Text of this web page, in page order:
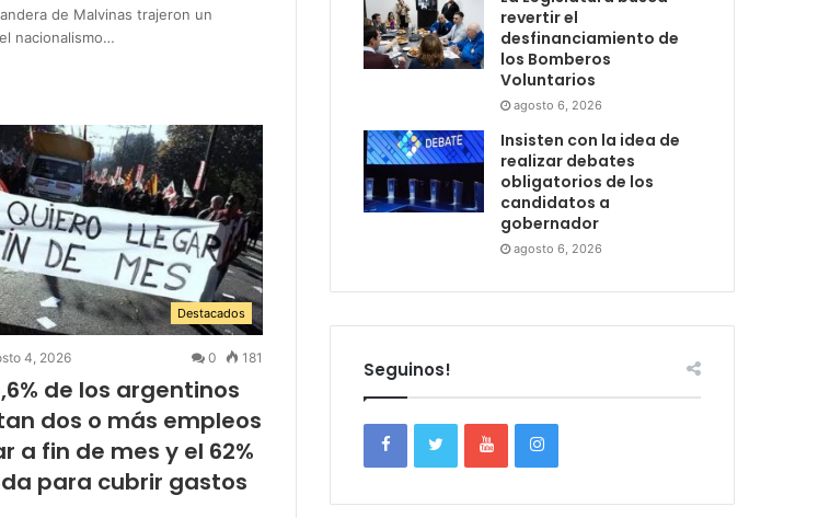
de Malvinas trajeron un
nacionalismo…
Destacados
4, 2026 0 181
de los argentinos
dos o más empleos
a fin de mes y el 62%
para cubrir gastos
revertir el
desfinanciamiento de
los Bomberos
Voluntarios
agosto 6, 2026
Insisten con la idea de
realizar debates
obligatorios de los
candidatos a
gobernador
agosto 6, 2026
Seguinos!